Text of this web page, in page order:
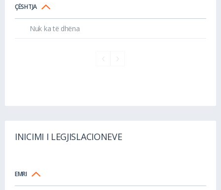
ÇËSHTJA
Nuk ka të dhëna
INICIMI I LEGJISLACIONEVE
EMRI